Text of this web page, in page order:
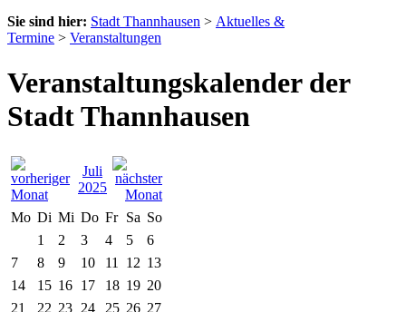
Sie sind hier: Stadt Thannhausen > Aktuelles &
Termine > Veranstaltungen
Veranstaltungskalender der
Stadt Thannhausen
Juli
2025
Mo Di Mi Do Fr Sa So
1
2 3 4 5
6
7
8 9 10 11 12 13
14
15 16 17 18 19 20
21
22 23 24 25 26 27